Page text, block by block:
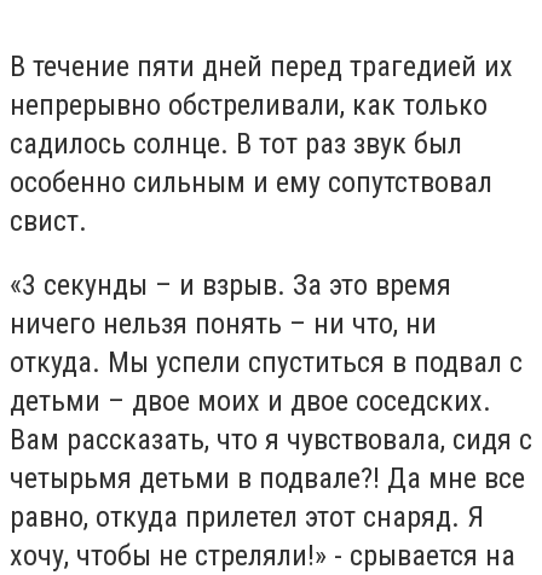
В течение пяти дней перед трагедией их
непрерывно обстреливали, как только
садилось солнце. В тот раз звук был
особенно сильным и ему сопутствовал
свист.
«3 секунды – и взрыв. За это время
ничего нельзя понять – ни что, ни
откуда. Мы успели спуститься в подвал с
детьми – двое моих и двое соседских.
Вам рассказать, что я чувствовала, сидя с
четырьмя детьми в подвале?! Да мне все
равно, откуда прилетел этот снаряд. Я
хочу, чтобы не стреляли!» - срывается на